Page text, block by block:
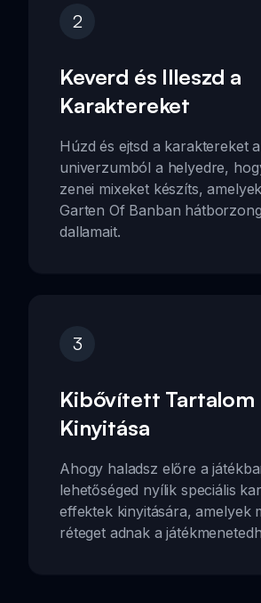
2
Keverd és Illeszd a
Karaktereket
Húzd és ejtsd a karaktereket
univerzumból a helyedre,
zenei mixeket készíts,
Garten Of Banban
dallamait.
3
Kibővített Tartalom
Kinyitása
Ahogy haladsz előre a
lehetőséged nyílik speciális
effektek kinyitására, amelyek
réteget adnak a